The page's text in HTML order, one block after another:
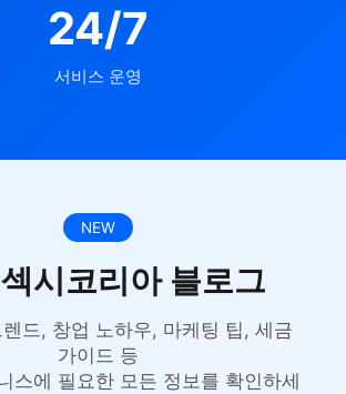
24/7
서비스 운영
NEW
시코리아 블로그
드, 창업 노하우, 마케팅 팁, 세금
가이드 등
스에 필요한 모든 정보를 확인하세